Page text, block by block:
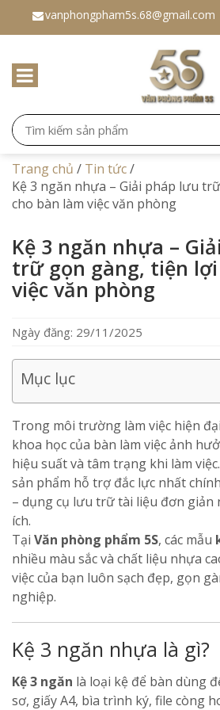
vanphongpham5s.68@gmail.com
Trang chủ / Tin tức/
Kệ 3 ngăn nhựa – Giải pháp lưu
cho bàn làm việc văn phòng
Kệ 3 ngăn nhựa –
trữ gọn gàng, tiện
việc văn phòng
Ngày đăng: 29/11/2025
Mục lục
Trong môi trường làm việc hiện
khoa học của bàn làm việc ảnh
hiệu suất và tâm trạng khi làm
sản phẩm hỗ trợ đắc lực nhất
– dụng cụ lưu trữ tài liệu đơn giản
ích.
Tại Văn phòng phẩm 5S, các mẫu
nhiều màu sắc và chất liệu nhựa
việc của bạn luôn sạch đẹp, gọn
nghiệp.
Kệ 3 ngăn nhựa là gì?
Kệ 3 ngăn là loại kệ để bàn dùng
sơ, giấy A4, bìa trình ký, file còng